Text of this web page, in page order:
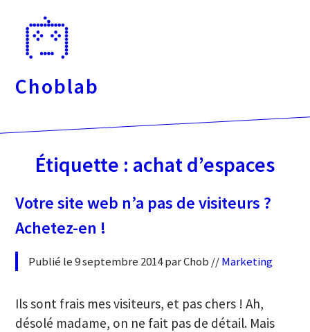
directement
Choblab
Étiquette : achat d’espaces
Votre site web n’a pas de visiteurs ?
Achetez-en !
Publié le 9 septembre 2014 par Chob //Marketing
Ils sont frais mes visiteurs, et pas chers ! Ah,
désolé madame, on ne fait pas de détail. Mais